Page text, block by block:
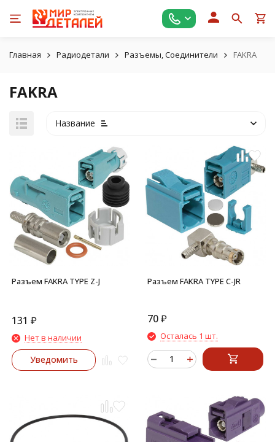
Главная Радиодетали Разъемы, Соединители FAKRA
FAKRA
Название
Разъем FAKRA TYPE Z-J
131 ₽
Нет в наличии
Уведомить
Разъем FAKRA TYPE C-JR
70₽
Осталась 1 шт.